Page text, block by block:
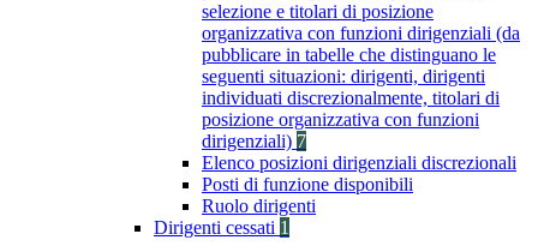
selezione e titolari di posizione
organizzativa con funzioni dirigenziali (da
pubblicare in tabelle che distinguano le
seguenti situazioni: dirigenti, dirigenti
individuati discrezionalmente, titolari di
posizione organizzativa con funzioni
dirigenziali) 7
Elenco posizioni dirigenziali discrezionali
Posti di funzione disponibili
Ruolo dirigenti
Dirigenti cessati 1